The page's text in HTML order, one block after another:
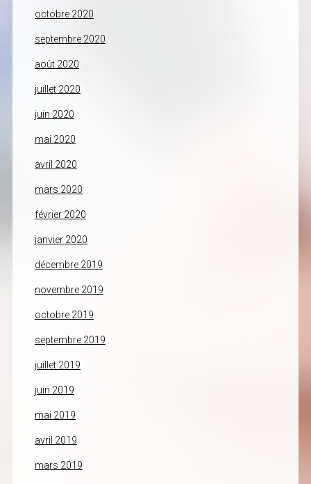
octobre 2020
septembre 2020
août 2020
juillet 2020
juin 2020
mai 2020
avril 2020
mars 2020
février 2020
janvier 2020
décembre 2019
novembre 2019
octobre 2019
septembre 2019
juillet 2019
juin 2019
mai 2019
avril 2019
mars 2019